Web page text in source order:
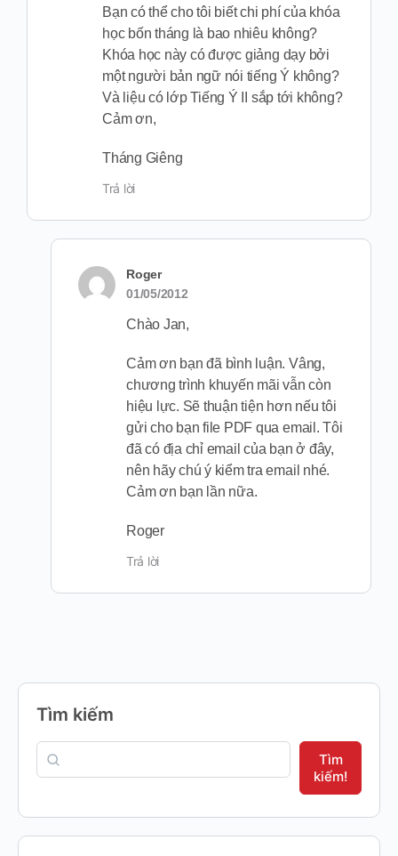
Bạn có thể cho tôi biết chi phí của khóa
học bốn tháng là bao nhiêu không?
Khóa học này có được giảng dạy bởi
một người bản ngữ nói tiếng Ý không?
Và liệu có lớp Tiếng Ý II sắp tới không?
Cảm ơn,
Tháng Giêng
Trả lời
Roger
01/05/2012
Chào Jan,
Cảm ơn bạn đã bình luận. Vâng,
chương trình khuyến mãi vẫn còn
hiệu lực. Sẽ thuận tiện hơn nếu tôi
gửi cho bạn file PDF qua email. Tôi
đã có địa chỉ email của bạn ở đây,
nên hãy chú ý kiểm tra email nhé.
Cảm ơn bạn lần nữa.
Roger
Trả lời
Tìm kiếm
Tìm
kiếm!